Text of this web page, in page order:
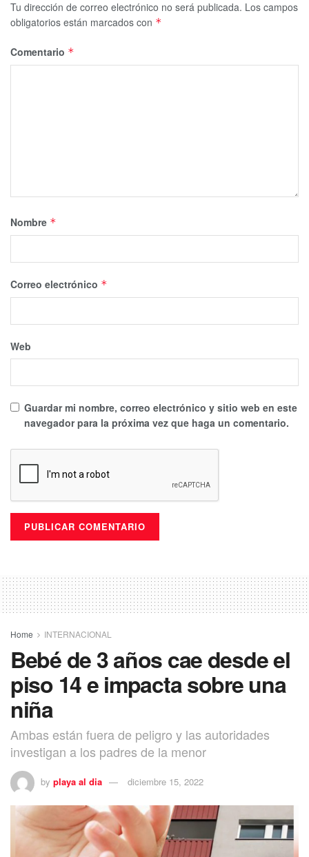
Tu dirección de correo electrónico no será publicada. Los campos
obligatorios están marcados con *
Comentario *
Nombre *
Correo electrónico *
Web
Guardar mi nombre, correo electrónico y sitio web en este
navegador para la próxima vez que haga un comentario.
Home INTERNACIONAL
Bebé de 3 años cae desde el
piso 14 e impacta sobre una
niña
Ambas están fuera de peligro y las autoridades
investigan a los padres de la menor
by playa al dia diciembre 15, 2022